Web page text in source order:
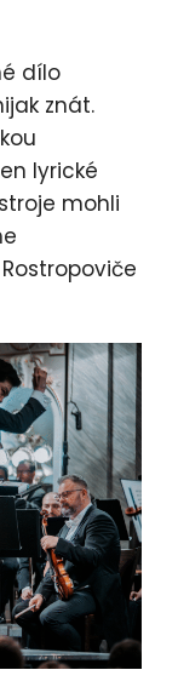
dílo
znát.
lyrické
mohli